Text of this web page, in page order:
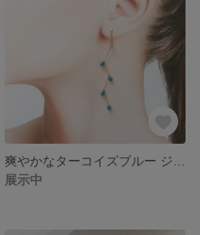
展示中